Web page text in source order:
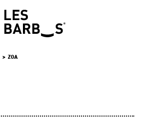
ZOA